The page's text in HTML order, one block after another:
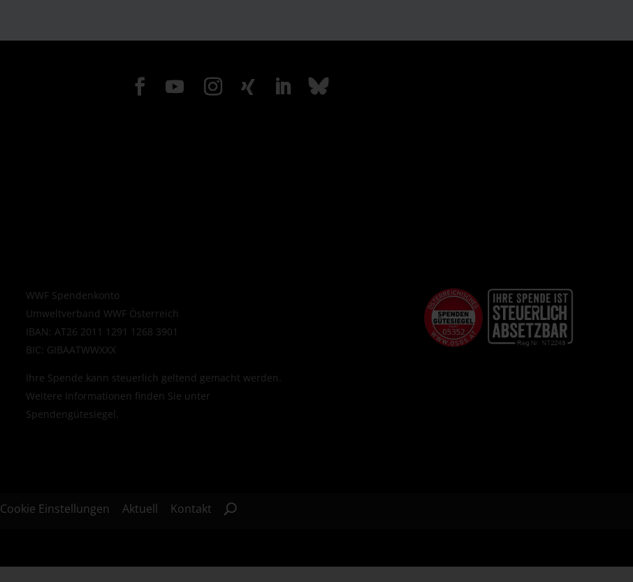
WWF Spendenkonto
Umweltverband WWF Österreich
IBAN: AT26 2011 1291 1268 3901
BIC: GIBAATWWXXX
Ihre Spende kann steuerlich geltend gemacht werden.
Weitere Informationen finden Sie unter
Spendengütesiegel
Cookie Einstellungen Aktuell Kontakt